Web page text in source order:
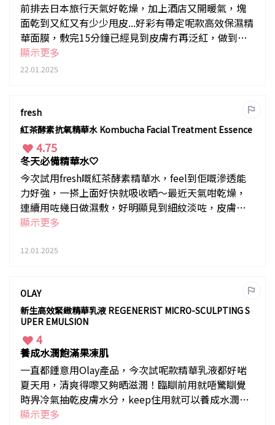
前排去日本旅行天氣好乾燥，加上酒店又開暖氣，塊
面乾到又紅又有少少甩皮...好彩有帶定呢款高效保濕精
華面膜，敷完15分鐘已經見到皮膚冇再泛紅，做到急
救補水嘅效果！返到香港都有keep住用，潤得嚟都唔
會笠！
顯示更多
22.01.2025
fresh
紅茶酵素抗氧精華水 Kombucha Facial Treatment Essence
4.75
冬天必備精華水🤍
今次試用fresh嘅紅茶酵素精華水，feel到佢嘅滲透能
力好強，一搽上面好快就吸收晒～最近天氣咁乾燥，
連續用咗幾日做濕敷，好明顯見到細紋淡咗，皮膚都
緊緻咗！💕
顯示更多
12.01.2025
OLAY
新生高效緊緻精華乳液 REGENERIST MICRO-SCULPTING S
UPER EMULSION
4
養成水潤飽滿果凍肌
一直都鍾意用Olay產品，今次試呢款精華乳液都好啱
夏天用，清爽得嚟又夠晒滋潤！臨瞓前用就唔驚瞓覺
時畀冷氣抽乾皮膚水分，keep住用就可以養成水潤飽
滿果凍肌～
顯示更多